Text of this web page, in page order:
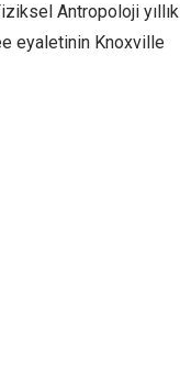
Antropoloji yıllık
eyaletinin Knoxville